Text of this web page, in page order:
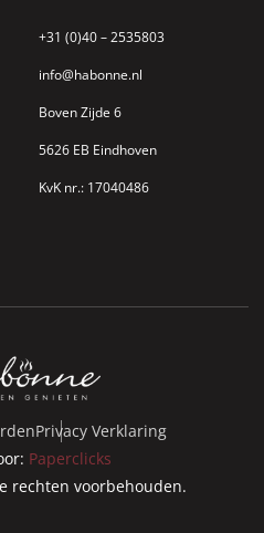
+31 (0)40 – 2535803
info@habonne.nl
Boven Zijde 6
5626 EB Eindhoven
KvK nr.: 17040486
rechten voorbehouden.
Paperclicks
Privacy Verklaring